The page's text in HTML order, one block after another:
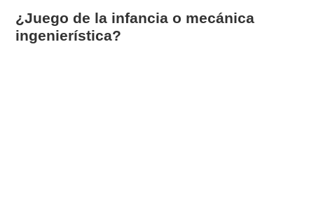
¿Juego de la infancia o mecánica
ingenierística?